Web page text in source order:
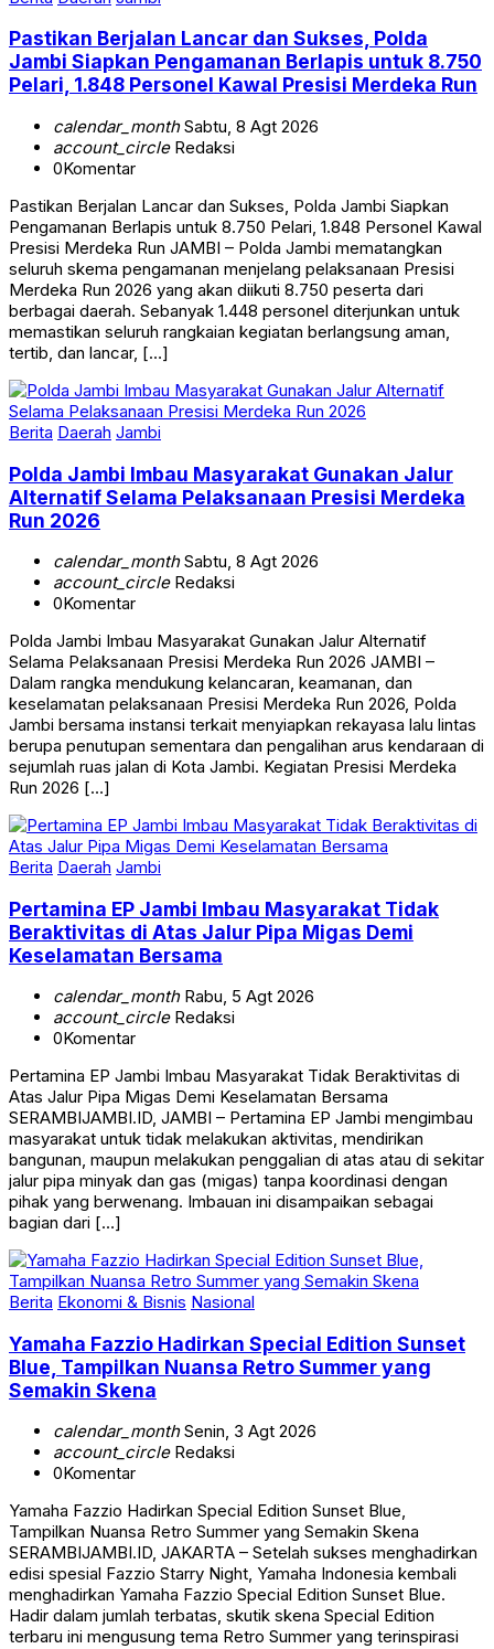
Jambi Siapkan Pengamanan Berlapis untuk 8.750
Pelari, 1.848 Personel Kawal Presisi Merdeka Run
account_circleRedaksi
0Komentar
Pengamanan Berlapis untuk 8.750 Pelari, 1.848 Personel Kawal
Presisi Merdeka Run JAMBI – Polda Jambi mematangkan
seluruh skema pengamanan menjelang pelaksanaan Presisi
Merdeka Run 2026 yang akan diikuti 8.750 peserta dari
berbagai daerah. Sebanyak 1.448 personel diterjunkan untuk
memastikan seluruh rangkaian kegiatan berlangsung aman,
tertib, dan lancar, […]
Berita Daerah Jambi
Alternatif Selama Pelaksanaan Presisi Merdeka
Run 2026
account_circleRedaksi
0Komentar
Selama Pelaksanaan Presisi Merdeka Run 2026 JAMBI –
Dalam rangka mendukung kelancaran, keamanan, dan
keselamatan pelaksanaan Presisi Merdeka Run 2026, Polda
Jambi bersama instansi terkait menyiapkan rekayasa lalu lintas
berupa penutupan sementara dan pengalihan arus kendaraan di
sejumlah ruas jalan di Kota Jambi. Kegiatan Presisi Merdeka
Run 2026 […]
Berita Daerah Jambi
Beraktivitas di Atas Jalur Pipa Migas Demi
Keselamatan Bersama
account_circleRedaksi
0Komentar
Atas Jalur Pipa Migas Demi Keselamatan Bersama
SERAMBIJAMBI.ID, JAMBI – Pertamina EP Jambi mengimbau
masyarakat untuk tidak melakukan aktivitas, mendirikan
bangunan, maupun melakukan penggalian di atas atau di sekitar
jalur pipa minyak dan gas (migas) tanpa koordinasi dengan
pihak yang berwenang. Imbauan ini disampaikan sebagai
bagian dari […]
Berita Ekonomi & Bisnis Nasional
Blue, Tampilkan Nuansa Retro Summer yang
Semakin Skena
account_circleRedaksi
0Komentar
Tampilkan Nuansa Retro Summer yang Semakin Skena
SERAMBIJAMBI.ID, JAKARTA – Setelah sukses menghadirkan
edisi spesial Fazzio Starry Night, Yamaha Indonesia kembali
menghadirkan Yamaha Fazzio Special Edition Sunset Blue.
Hadir dalam jumlah terbatas, skutik skena Special Edition
terbaru ini mengusung tema Retro Summer yang terinspirasi
dari keindahan moment […]